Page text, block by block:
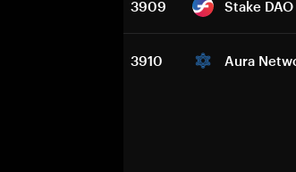
3909 Stake DAO
3910 Aura